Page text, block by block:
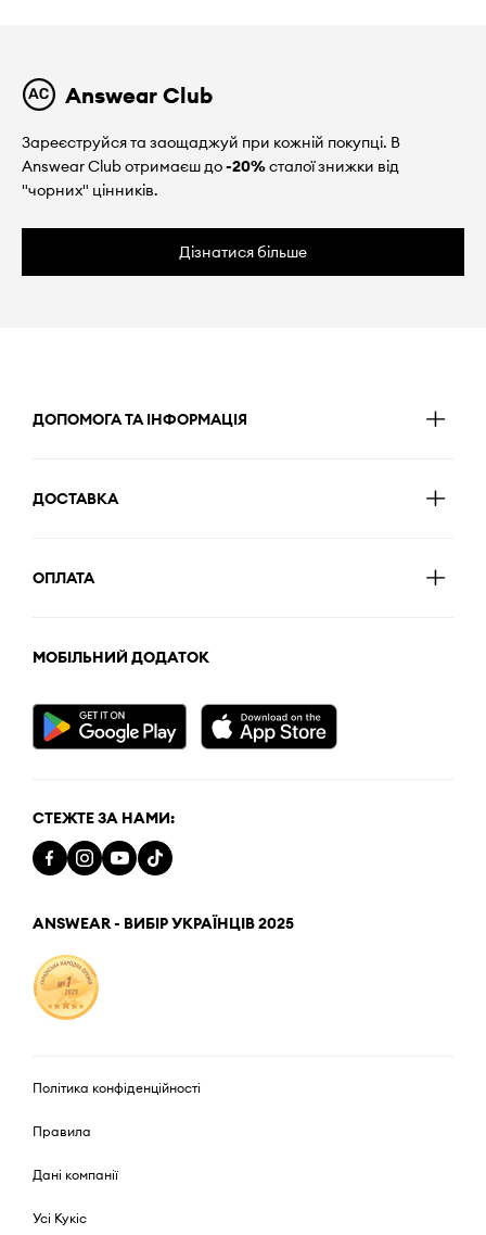
Answear Club
Зареєструйся та заощаджуй при кожній покупці. В
Answear Club отримаєш до-20%сталої знижки від
"чорних" цінників.
Дізнатися більше
ДОПОМОГА ТА ІНФОРМАЦІЯ
ДОСТАВКА
ОПЛАТА
МОБІЛЬНИЙ ДОДАТОК
СТЕЖТЕ ЗА НАМИ:
ANSWEAR - ВИБІР УКРАЇНЦІВ 2025
Політика конфіденційності
Правила
Дані компанії
Усі Кукіс